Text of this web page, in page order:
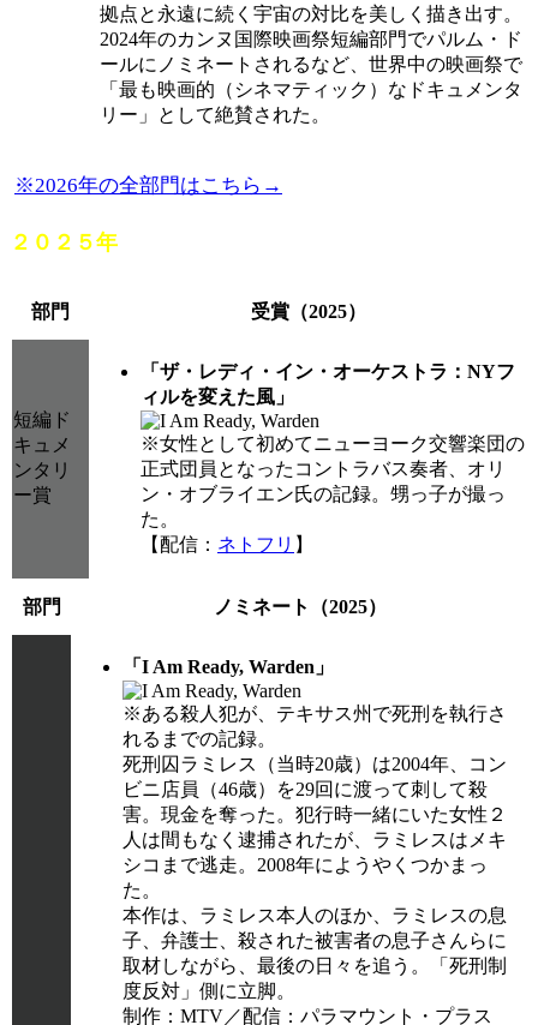
拠点と永遠に続く宇宙の対比を美しく描き出す。
2024年のカンヌ国際映画祭短編部門でパルム・ド
ールにノミネートされるなど、世界中の映画祭で
「最も映画的（シネマティック）なドキュメンタ
リー」として絶賛された。
※2026年の全部門はこちら→
２０２５年
部門 受賞（2025）
短編ド
キュメ
ンタリ
ー賞
「ザ・レディ・イン・オーケストラ：NYフ
ィルを変えた風」
※女性として初めてニューヨーク交響楽団の
正式団員となったコントラバス奏者、オリ
ン・オブライエン氏の記録。甥っ子が撮っ
た。
【配信： ネトフリ 】
部門 ノミネート（2025）
「I Am Ready, Warden」
※ある殺人犯が、テキサス州で死刑を執行さ
れるまでの記録。
死刑囚ラミレス（当時20歳）は2004年、コン
ビニ店員（46歳）を29回に渡って刺して殺
害。現金を奪った。犯行時一緒にいた女性２
人は間もなく逮捕されたが、ラミレスはメキ
シコまで逃走。2008年にようやくつかまっ
た。
本作は、ラミレス本人のほか、ラミレスの息
子、弁護士、殺された被害者の息子さんらに
取材しながら、最後の日々を追う。「死刑制
度反対」側に立脚。
制作：MTV／配信：パラマウント・プラス